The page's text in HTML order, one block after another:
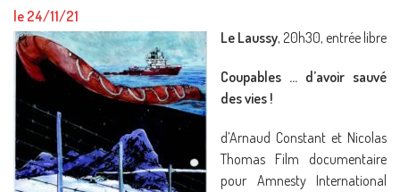
le 24/11/21
Le Laussy, 20h30, entrée libre
Coupables … d’avoir sauvé
des vies !
d’Arnaud Constant et Nicolas
Thomas Film documentaire
pour Amnesty International